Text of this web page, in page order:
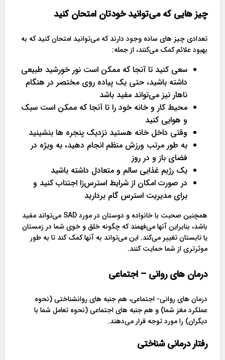
چیز هایی که می‌توانید خودتان امتحان کنید
تعدادی چیز های ساده وجود دارند که می‌توانید امتحان کنید که به
بهبود علائم کمک می‌کنند، از جمله:
سعی کنید تا آنجا که ممکن است نور خورشید طبیعی
داشته باشید، حتی یک پیاده روی مختصر در هنگام
ناهار نیز می‌تواند مفید باشد
محیط کار و خانه خود را تا آنجا که ممکن است سبک
و هوایی کنید
وقتی داخل خانه هستید نزدیک پنجره ها بنشینید
به طور مرتب ورزش منظم انجام دهید، به ویژه در
فضای باز و در روز
یک رژیم غذایی سالم و متعادل داشته باشید
در صورت امکان از شرایط استرس‌زا اجتناب کنید و
برای مدیریت استرس گام بردارید
همچنین صحبت با خانواده و دوستان در مورد SAD می‌تواند مفید
باشد، بنابراین آنها می‌فهمند که چگونه خلق و خوی شما در زمستان
یا تابستان تغییر می‌کند. این می‌تواند به آنها کمک کند تا به طور
موثرتری از شما حمایت کنند.
درمان های روانی – اجتماعی
درمان های روانی- اجتماعی، هم جنبه های روانشناختی (نحوه
عملکرد مغز شما) و هم جنبه های اجتماعی (نحوه تعامل شما با
دیگران) را مورد توجه قرار می‌دهند.
رفتار درمانی شناختی